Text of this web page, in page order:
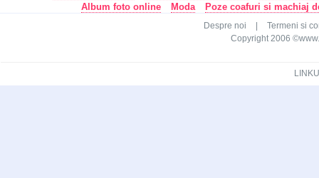
Album foto online
Moda Poze coafuri si machiaj
Despre noi
Termeni si
Copyright 2006